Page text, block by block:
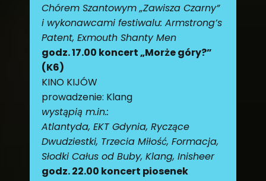
Chórem Szantowym „Zawisza Czarny”
i wykonawcami festiwalu: Armstrong’s
Patent, Exmouth Shanty Men
godz. 17.00 koncert „Morże góry?”
(K6)
KINO KIJÓW
prowadzenie: Klang
wystąpią m.in.:
Atlantyda, EKT Gdynia, Ryczące
Dwudziestki, Trzecia Miłość, Formacja,
Słodki Całus od Buby, Klang, Inisheer
godz. 22.00 koncert piosenek